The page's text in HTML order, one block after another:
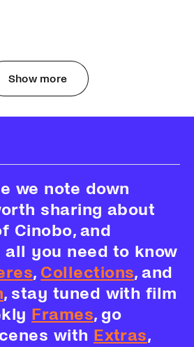
Show more
we note down
sharing about
Cinobo, and
all you need to know
, Collections, and
, stay tuned with film
Frames, go
with Extras,